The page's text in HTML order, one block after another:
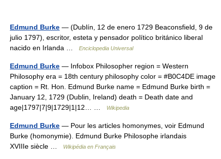
Edmund Burke — (Dublín, 12 de enero 1729 Beaconsfield, 9 de
julio 1797), escritor, esteta y pensador político británico liberal
nacido en Irlanda …
Enciclopedia Universal
Edmund Burke — Infobox Philosopher region = Western
Philosophy era = 18th century philosophy color = #B0C4DE image
caption = Rt. Hon. Edmund Burke name = Edmund Burke birth =
January 12, 1729 (Dublin, Ireland) death = Death date and
age|1797|7|9|1729|1|12… …
Wikipedia
Edmund Burke — Pour les articles homonymes, voir Edmund
Burke (homonymie). Edmund Burke Philosophe irlandais
XVIIIe siècle …
Wikipédia en Français